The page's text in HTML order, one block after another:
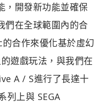
，開發新功能並確保
們在全球範圍內的合
合作來優化基於虛幻
遊戲玩法，與我們在
A / S進行了長達十
列上與 SEGA